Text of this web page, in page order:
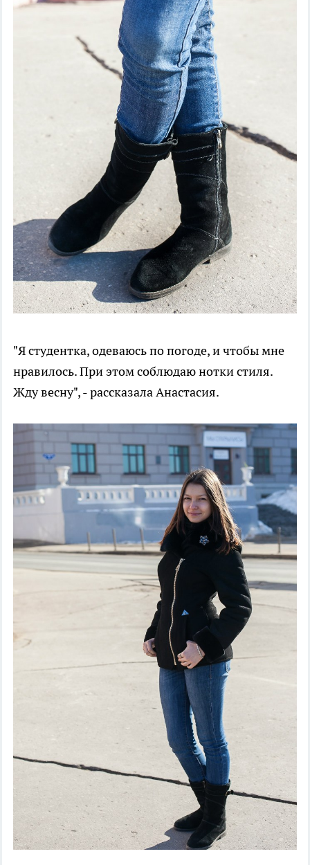
"Я студентка, одеваюсь по погоде, и чтобы мне
нравилось. При этом соблюдаю нотки стиля.
Жду весну", - рассказала Анастасия.